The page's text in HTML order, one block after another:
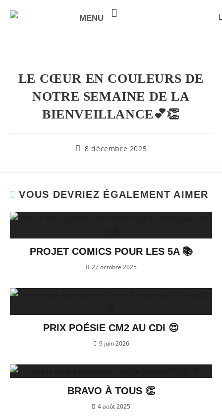
MENU
LE CŒUR EN COULEURS DE
NOTRE SEMAINE DE LA
BIENVEILLANCE💕👏
8 décembre 2025
VOUS DEVRIEZ ÉGALEMENT AIMER
PROJET COMICS POUR LES 5A 📚
27 octobre 2025
PRIX POÉSIE CM2 AU CDI 😍
9 juin 2026
BRAVO À TOUS 👏
4 août 2025